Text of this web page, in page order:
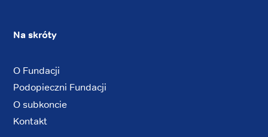
Na skróty
O Fundacji
Podopieczni Fundacji
O subkoncie
Kontakt